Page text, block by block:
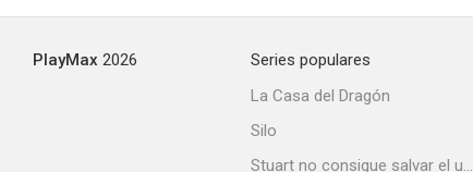
PlayMax 2026
Series populares
La Casa del Dragón
Silo
Stuart no consigue salvar el universo